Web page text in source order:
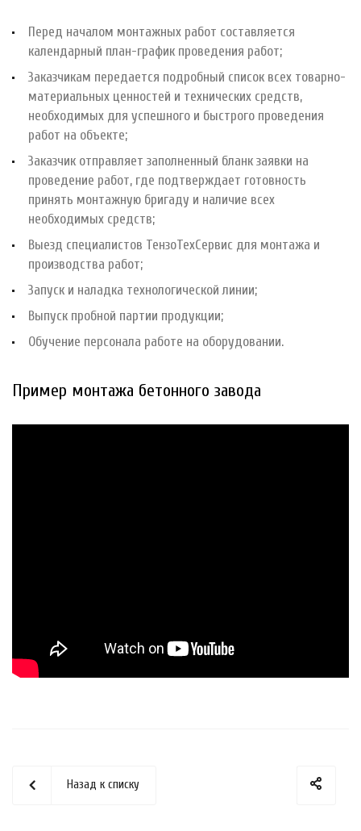
Перед началом монтажных работ составляется
календарный план-график проведения работ;
Заказчикам передается подробный список всех товарно-
материальных ценностей и технических средств,
необходимых для успешного и быстрого проведения
работ на объекте;
Заказчик отправляет заполненный бланк заявки на
проведение работ, где подтверждает готовность
принять монтажную бригаду и наличие всех
необходимых средств;
Выезд специалистов ТензоТехСервис для монтажа и
производства работ;
Запуск и наладка технологической линии;
Выпуск пробной партии продукции;
Обучение персонала работе на оборудовании.
Пример монтажа бетонного завода
Назад к списку